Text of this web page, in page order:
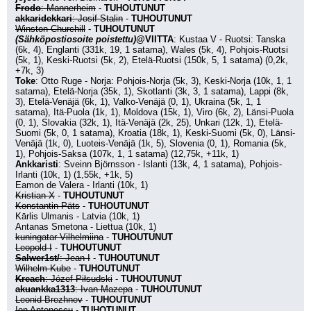
Frodo: Mannerheim - TUHOUTUNUT
akkaridekkari: Josif Stalin - TUHOUTUNUT
Winston Churchill - TUHOUTUNUT
(Sähköpostiosoite poistettu)@VIITTA: Kustaa V - Ruotsi: Tanska
(6k, 4), Englanti (331k, 19, 1 satama), Wales (5k, 4), Pohjois-Ruotsi
(5k, 1), Keski-Ruotsi (5k, 2), Etelä-Ruotsi (150k, 5, 1 satama) (0,2k,
+7k, 3)
Toke: Otto Ruge - Norja: Pohjois-Norja (5k, 3), Keski-Norja (10k, 1, 1
satama), Etelä-Norja (35k, 1), Skotlanti (3k, 3, 1 satama), Lappi (8k,
3), Etelä-Venäjä (6k, 1), Valko-Venäjä (0, 1), Ukraina (5k, 1, 1
satama), Itä-Puola (1k, 1), Moldova (15k, 1), Viro (6k, 2), Länsi-Puola
(0, 1), Slovakia (32k, 1), Itä-Venäjä (2k, 25), Unkari (12k, 1), Etelä-
Suomi (5k, 0, 1 satama), Kroatia (18k, 1), Keski-Suomi (5k, 0), Länsi-
Venäjä (1k, 0), Luoteis-Venäjä (1k, 5), Slovenia (0, 1), Romania (5k,
1), Pohjois-Saksa (107k, 1, 1 satama) (12,75k, +11k, 1)
Ankkaristi: Sveinn Björnsson - Islanti (13k, 4, 1 satama), Pohjois-
Irlanti (10k, 1) (1,55k, +1k, 5)
Eamon de Valera - Irlanti (10k, 1)
Kristian X - TUHOUTUNUT
Konstantin Päts - TUHOUTUNUT
Kārlis Ulmanis - Latvia (10k, 1)
Antanas Smetona - Liettua (10k, 1)
kuningatar Vilhelmiina - TUHOUTUNUT
Leopold I - TUHOUTUNUT
Salwer1st/: Jean I - TUHOUTUNUT
Wilhelm Kube - TUHOUTUNUT
Kreach: Józef Piłsudski - TUHOUTUNUT
akuankka1313: Ivan Mazepa - TUHOUTUNUT
Leonid Brezhnev - TUHOUTUNUT